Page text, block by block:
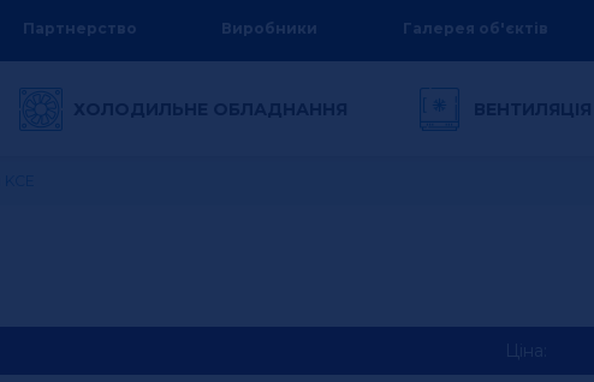
Партнерство Виробники Галерея об'єктів